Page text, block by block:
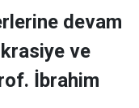
devam
ve
İbrahim